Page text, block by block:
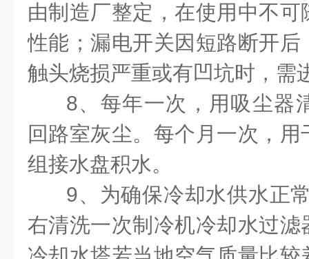
由制造厂整定，在使用中不
性能；漏电开关因短路断开
触头烧损严重或有凹坑时，需
8、每年一次，用吸尘器
回路室灰尘。每个月一次，
组接水盘积水。
9、为确保冷却水供水正
右清洗一次制冷机冷却水过